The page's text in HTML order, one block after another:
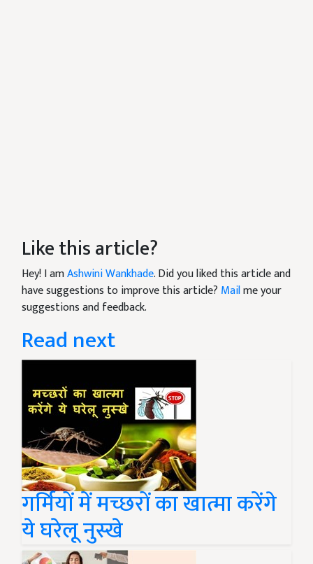
Like this article?
Hey! I amAshwini Wankhade. Did you liked this article and
have suggestions to improve this article? Mailme your
suggestions and feedback.
Read next
गर्मियों में मच्छरों का खात्मा करेंगे
ये घरेलू नुस्खे